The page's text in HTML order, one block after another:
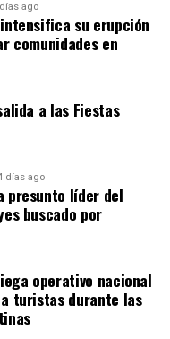
ago
su erupción
comunidades en
a las Fiestas
días ago
presunto líder del
buscado por
operativo nacional
turistas durante las